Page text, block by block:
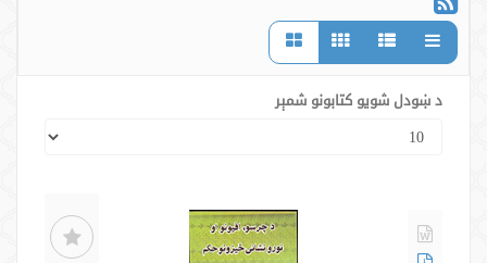
د ښودل شویو کتابونو شمېر